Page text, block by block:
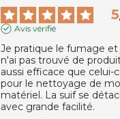
5
Avis vérifié
Je pratique le fumage et
n'ai pas trouvé de
aussi efficace que celui-
pour le nettoyage de
matériel. La suif se
avec grande facilité.